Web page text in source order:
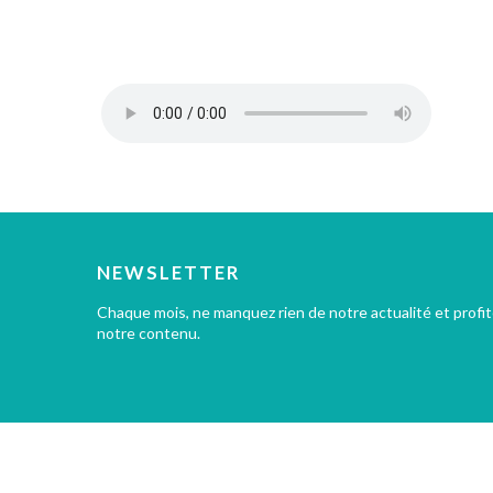
NEWSLETTER
Chaque mois, ne manquez rien de notre actualité et
notre contenu.